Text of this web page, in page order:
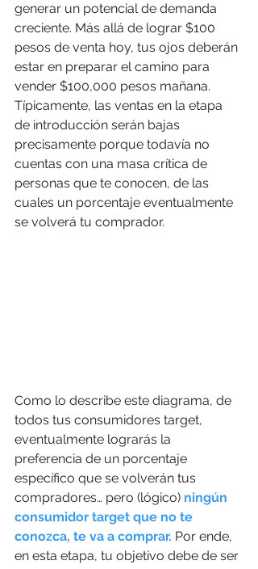
generar un potencial de demanda
creciente. Más allá de lograr $100
pesos de venta hoy, tus ojos deberán
estar en preparar el camino para
vender $100,000 pesos mañana.
Típicamente, las ventas en la etapa
de introducción serán bajas
precisamente porque todavía no
cuentas con una masa crítica de
personas que te conocen, de las
cuales un porcentaje eventualmente
se volverá tu comprador.
Como lo describe este diagrama, de
todos tus consumidores target,
eventualmente lograrás la
preferencia de un porcentaje
específico que se volverán tus
compradores… pero (lógico) ningún
consumidor target que no te
conozca, te va a comprar. Por ende,
en esta etapa, tu objetivo debe de ser